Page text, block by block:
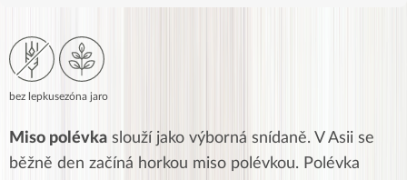
bez lepkusezóna jaro
Miso polévka slouží jako výborná snídaně. V Asii se
běžně den začíná horkou miso polévkou. Polévka